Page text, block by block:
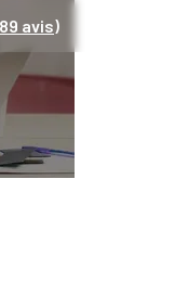
89 avis)